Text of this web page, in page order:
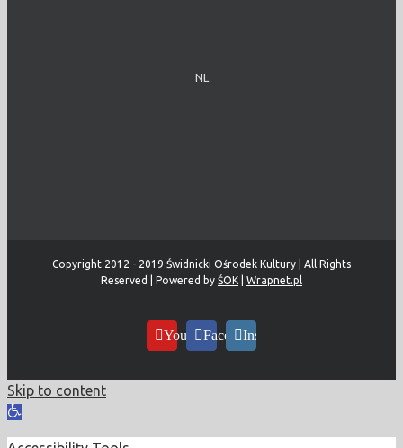
NL
Copyright 2012 - 2019 Świdnicki Ośrodek Kultury | All Rights
Reserved | Powered by ŚOK Wrapnet.pl
YouTubeFacebookInstagram
Skip to content
Open